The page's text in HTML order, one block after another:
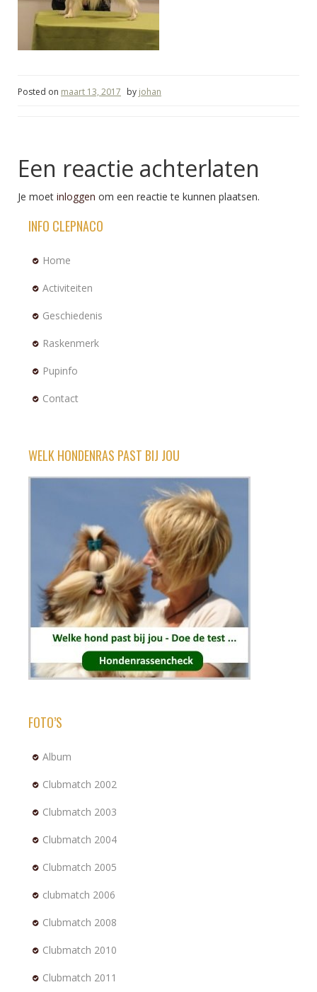
Posted on maart 13, 2017 by johan
Een reactie achterlaten
Je moet inloggen om een reactie te kunnen plaatsen.
INFO CLEPNACO
Home
Activiteiten
Geschiedenis
Raskenmerk
Pupinfo
Contact
WELK HONDENRAS PAST BIJ JOU
FOTO’S
Album
Clubmatch 2002
Clubmatch 2003
Clubmatch 2004
Clubmatch 2005
clubmatch 2006
Clubmatch 2008
Clubmatch 2010
Clubmatch 2011